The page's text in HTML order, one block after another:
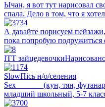
Ычан, я вот тут нарисовал
спала. Дело в том, что я
А давайте порисуем
пока попробую подружиться
ITT
SlowПiсь н/о/селения
Sex_______(кун, тян,
младший школьный, 5-7